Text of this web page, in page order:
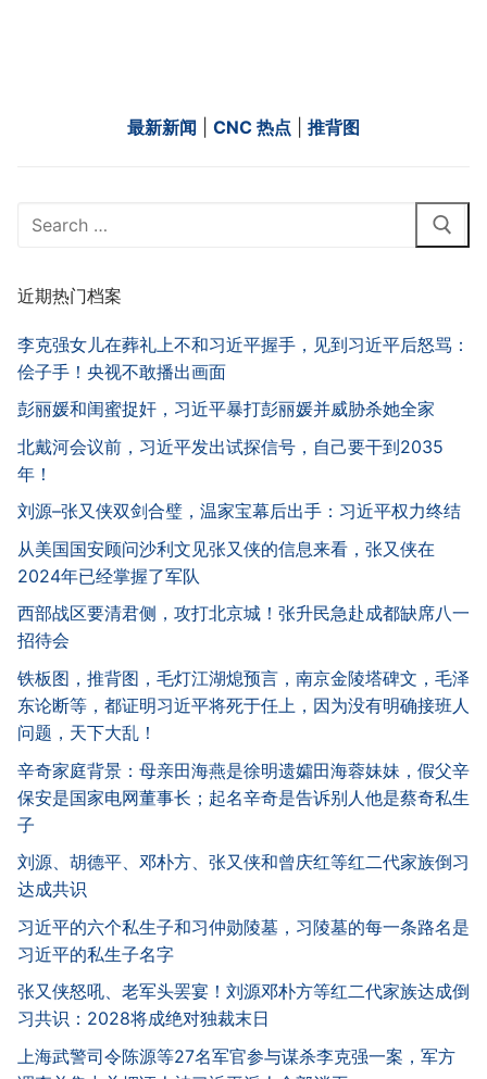
最新新闻 CNC 热点 推背图
Search
近期热门档案
李克强女儿在葬礼上不和习近平握手，见到习近平后怒骂：
侩子手！央视不敢播出画面
彭丽媛和闺蜜捉奸，习近平暴打彭丽媛并威胁杀她全家
北戴河会议前，习近平发出试探信号，自己要干到2035
年！
刘源–张又侠双剑合璧，温家宝幕后出手：习近平权力终结
从美国国安顾问沙利文见张又侠的信息来看，张又侠在
2024年已经掌握了军队
西部战区要清君侧，攻打北京城！张升民急赴成都缺席八一
招待会
铁板图，推背图，毛灯江湖熄预言，南京金陵塔碑文，毛泽
东论断等，都证明习近平将死于任上，因为没有明确接班人
问题，天下大乱！
辛奇家庭背景：母亲田海燕是徐明遗孀田海蓉妹妹，假父辛
保安是国家电网董事长；起名辛奇是告诉别人他是蔡奇私生
子
刘源、胡德平、邓朴方、张又侠和曾庆红等红二代家族倒习
达成共识
习近平的六个私生子和习仲勋陵墓，习陵墓的每一条路名是
习近平的私生子名字
张又侠怒吼、老军头罢宴！刘源邓朴方等红二代家族达成倒
习共识：2028将成绝对独裁末日
上海武警司令陈源等27名军官参与谋杀李克强一案，军方